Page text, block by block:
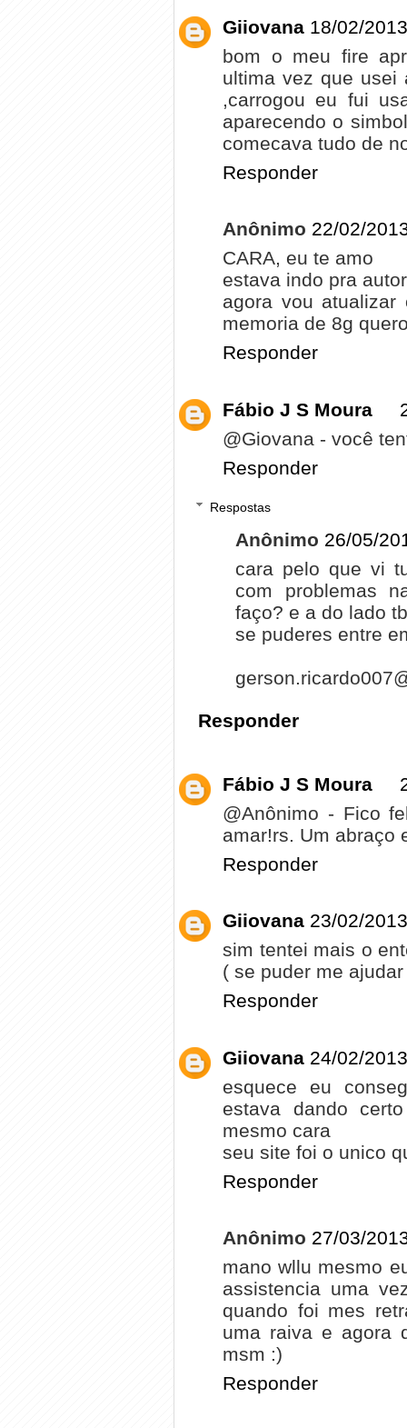
Giiovana 18/02/
bom o meu fire
ultima vez que usei
,carrogou eu fui
aparecendo o
comecava tudo de
Responder
Anônimo 22/02/
CARA, eu te amo
estava indo pra
agora vou atualizar
memoria de 8g
Responder
Fábio J S Moura
@Giovana - você
Responder
Respostas
Anônimo 26/05/
cara pelo que vi
com problemas
faço? e a do lado
se puderes entre
Responder
Fábio J S Moura
@Anônimo - Fico
amar!rs. Um abraço
Responder
Giiovana 23/02/
sim tentei mais o
( se puder me
Responder
Giiovana 24/02/
esquece eu
estava dando
mesmo cara
seu site foi o unico
Responder
Anônimo 27/03/
mano wllu mesmo
assistencia uma
quando foi mes
uma raiva e agora
msm :)
Responder